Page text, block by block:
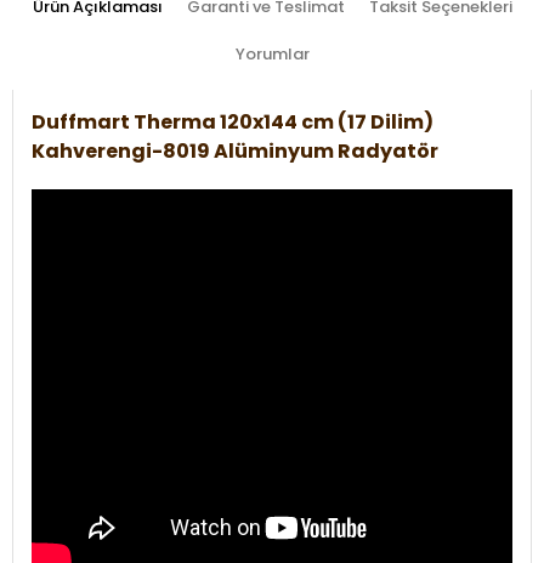
Ürün Açıklaması Garanti ve Teslimat Taksit Seçenekleri
Yorumlar
Duffmart Therma 120x144 cm (17 Dilim)
Kahverengi-8019 Alüminyum Radyatör